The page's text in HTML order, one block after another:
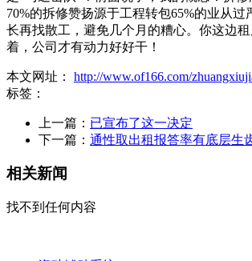
70%的拆修赞扬源于工程转包65%的业从过
长再找散工，避免几个月的糟心。你这边
着，公司才有动力好好干！
本文网址： http://www.of166.com/
标签：
上一篇： 已宣布了这一决定
下一篇： 通性取出租报答率有底层生
相关新闻
找不到任何内容